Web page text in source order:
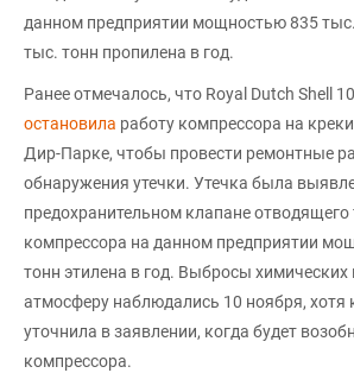
данном предприятии мощностью 835
тыс. тонн пропилена в год.
Ранее отмечалось, что Royal Dutch Shell
остановила работу компрессора на
Дир-Парке, чтобы провести ремонтные
обнаружения утечки. Утечка была
предохранительном клапане отводящего
компрессора на данном предприятии
тонн этилена в год. Выбросы химических
атмосферу наблюдались 10 ноября, хотя
уточнила в заявлении, когда будет
компрессора.